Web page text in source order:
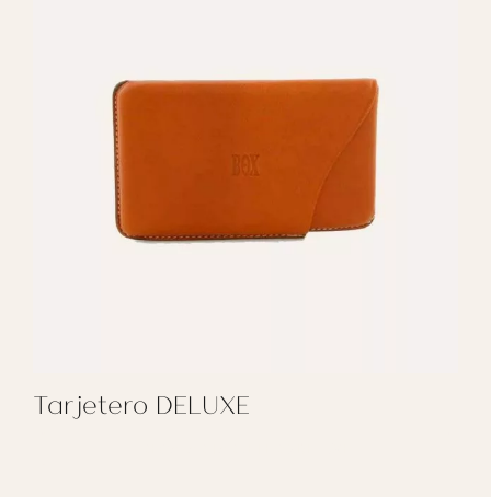
Tarjetero DELUXE